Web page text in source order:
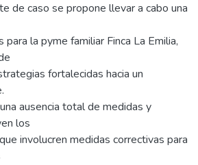
de caso se propone llevar a cabo una
la pyme familiar Finca La Emilia,
fortalecidas hacia un
ausencia total de medidas y
los
involucren medidas correctivas para